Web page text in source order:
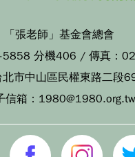
「張老師」基金會總會
分機406 / 傳真：
市中山區民權東路二段
信箱： 1980@1980.org.tw